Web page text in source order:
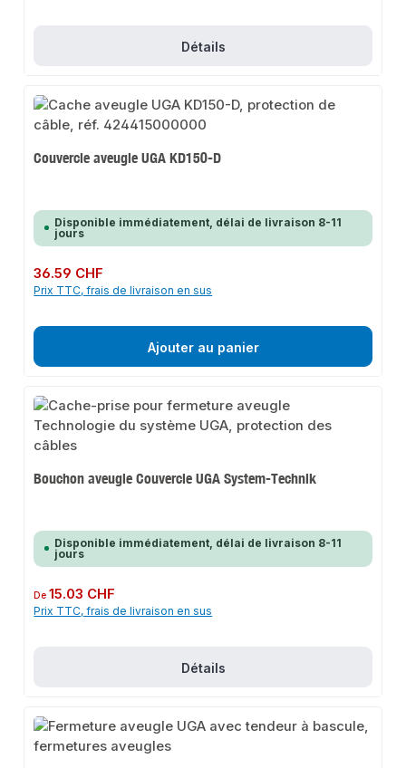
Détails
Couvercle aveugle UGA KD150-D
Disponible immédiatement, délai de livraison 8-11
jours
Prix régulier :
36.59 CHF
Prix TTC, frais de livraison en sus
Ajouter au panier
Bouchon aveugle Couvercle UGA System-Technik
Disponible immédiatement, délai de livraison 8-11
jours
Prix régulier :
De15.03 CHF
Prix TTC, frais de livraison en sus
Détails